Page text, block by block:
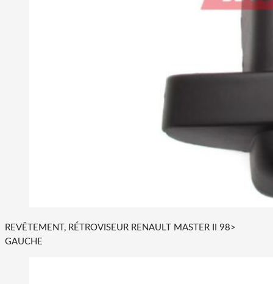
REVÊTEMENT, RÉTROVISEUR RENAULT MASTER II 98>
GAUCHE